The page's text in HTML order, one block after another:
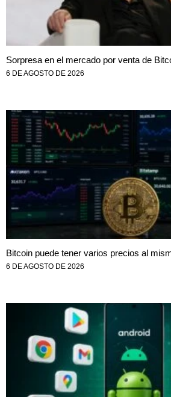
Sorpresa en el mercado por venta de
6 DE AGOSTO DE 2026
Bitcoin puede tener varios precios al
6 DE AGOSTO DE 2026